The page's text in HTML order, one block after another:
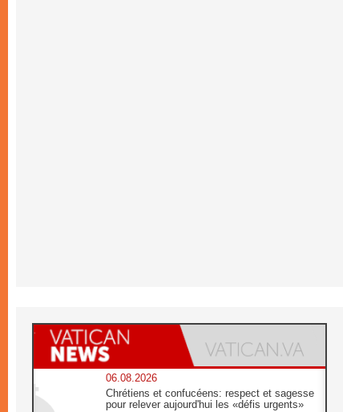
06.08.2026
Chrétiens et confucéens: respect et sagesse
pour relever aujourd'hui les «défis urgents»